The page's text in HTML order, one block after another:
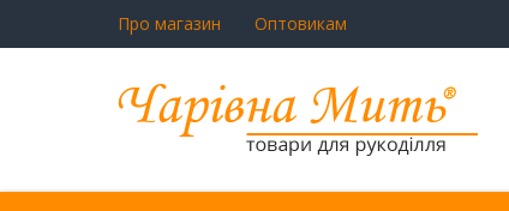
Про магазин Оптовикам